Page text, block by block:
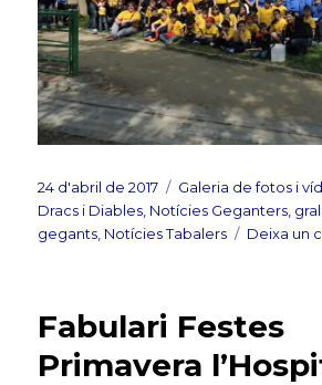
Publicat
el
24 d'abril de 2017 Categories
Galeria de fotos i
Dracs i Diables Notícies Geganters,
gegants Notícies Tabalers Deixa un
Fabulari Festes
Primavera